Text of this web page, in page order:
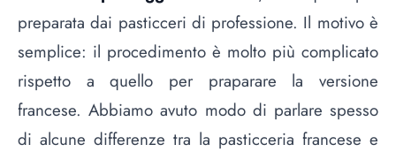
preparata dai pasticceri di professione. Il motivo è
semplice: il procedimento è molto più complicato
rispetto a quello per praparare la versione
francese. Abbiamo avuto modo di parlare spesso
di alcune differenze tra la pasticceria francese e